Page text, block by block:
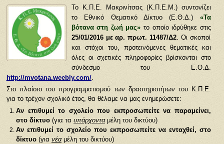
Το Κ.Π.Ε. Μακρινίτσας (Κ.Π.Ε.Μ.) συντονίζει
το Εθνικό Θεματικό Δίκτυο (Ε.Θ.Δ.) «Τα
βότανα στη ζωή μας» το οποίο ιδρύθηκε στις
25/01/2016 με αρ. πρωτ. 11487/Δ2 . Οι σκοποί
και στόχοι του, προτεινόμενες θεματικές και
όλες οι σχετικές πληροφορίες βρίσκονται στο
σύνδεσμο του Ε.Θ.Δ.
http://mvotana.weebly.com/.
Στο πλαίσιο του προγραμματισμού των δραστηριοτήτων του Κ.Π.Ε.
για το τρέχον σχολικό έτος, θα θέλαμε να μας ενημερώσετε:
Αν επιθυμεί το σχολείο που εκπροσωπείτε να παραμείνει,
στο δίκτυο (για τα υπάρχονταμέλη του δικτύου)
Αν επιθυμεί το σχολείο που εκπροσωπείτε να ενταχθεί, στο
δίκτυο (για νέαμέλη του δικτύου)